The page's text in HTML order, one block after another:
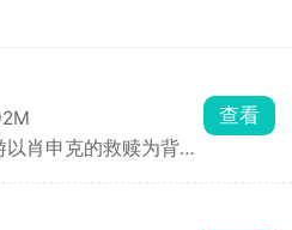
肖申克的救赎为背景
警卫严密的监视，想
查看